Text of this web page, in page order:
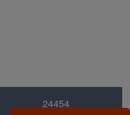
24454